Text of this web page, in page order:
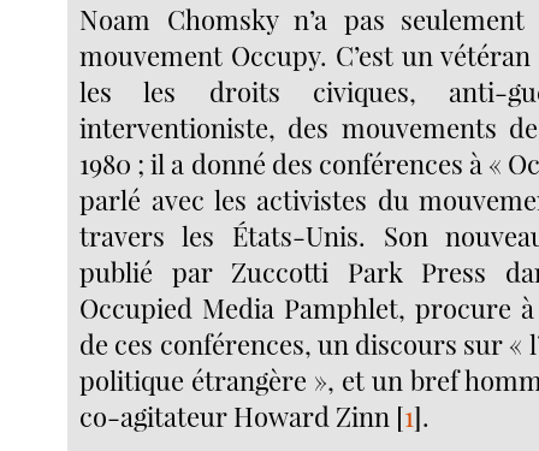
Noam Chomsky n’a pas
mouvement Occupy. C’est un
les les droits civiques, anti-
interventioniste, des mouvements
1980 ; il a donné des conférences à «
parlé avec les activistes du
travers les États-Unis. Son
publié par Zuccotti Park Press
Occupied Media Pamphlet, procure
de ces conférences, un discours sur «
politique étrangère », et un bref
co-agitateur Howard Zinn [1].